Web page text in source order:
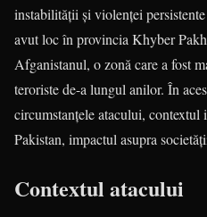
instabilității și violenței
avut loc în provincia Khyber
Afganistanul, o zonă care a fost
teroriste de-a lungul anilor. În
circumstanțele atacului,
Pakistan, impactul asupra
Contextul atacului